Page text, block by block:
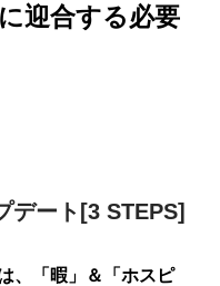
迎合する必要
デート[3 STEPS]
、「暇」＆「ホスピ